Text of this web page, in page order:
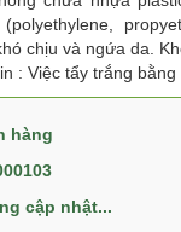
chịu và ngứa da.
: Việc tẩy trắng bằng
hàng
cập nhật...